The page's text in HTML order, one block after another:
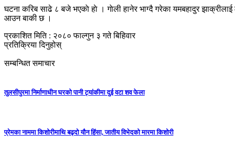
घटना करिब साढे ८ बजे भएकाे हाे । गाेली हानेर भाग्दै गरेका यमबहादुर
आउन बाकी छ ।
प्रकाशित मिति : २०८० फाल्गुन ३ गते बिहिवार
प्रतिक्रिया दिनुहोस्
सम्बन्धित समाचार
तुलसीपुरमा निर्माणाधीन घरको पानी ट्यांकीमा दुई वटा शव फेला
प्रेमका नाममा किशोरीमाथि बढ्दो यौन हिंसा, जातीय विभेदको मारमा किशोरी